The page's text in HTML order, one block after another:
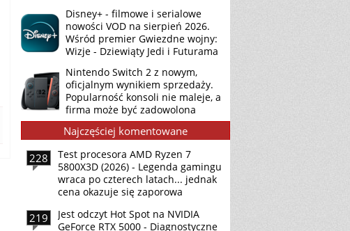
Disney+ - filmowe i serialowe
nowości VOD na sierpień 2026.
Wśród premier Gwiezdne wojny:
Wizje - Dziewiąty Jedi i Futurama
Nintendo Switch 2 z nowym,
oficjalnym wynikiem sprzedaży.
Popularność konsoli nie maleje, a
firma może być zadowolona
Najczęściej komentowane
228
Test procesora AMD Ryzen 7
5800X3D (2026) - Legenda gamingu
wraca po czterech latach... jednak
cena okazuje się zaporowa
219
Jest odczyt Hot Spot na NVIDIA
GeForce RTX 5000 - Diagnostyczne